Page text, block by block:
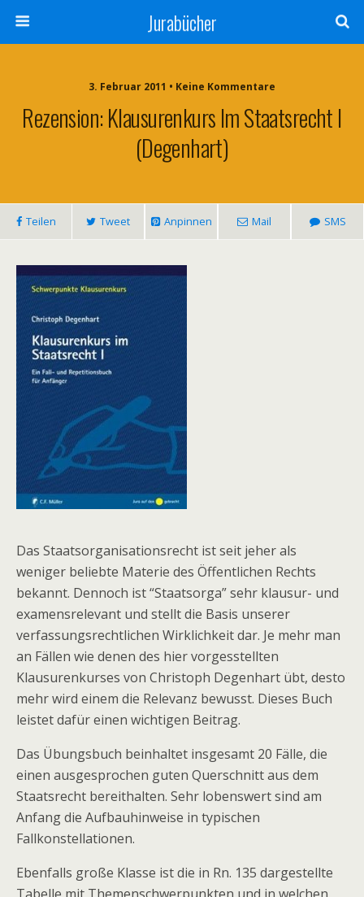
Jurabücher
3. Februar 2011 • Keine Kommentare
Rezension: Klausurenkurs Im Staatsrecht I
(Degenhart)
Teilen Tweet Anpinnen Mail SMS
Das Staatsorganisationsrecht ist seit jeher als
weniger beliebte Materie des Öffentlichen Rechts
bekannt. Dennoch ist “Staatsorga” sehr klausur- und
examensrelevant und stellt die Basis unserer
verfassungsrechtlichen Wirklichkeit dar. Je mehr man
an Fällen wie denen des hier vorgesstellten
Klausurenkurses von Christoph Degenhart übt, desto
mehr wird einem die Relevanz bewusst. Dieses Buch
leistet dafür einen wichtigen Beitrag.
Das Übungsbuch beinhaltet insgesamt 20 Fälle, die
einen ausgesprochen guten Querschnitt aus dem
Staatsrecht bereithalten. Sehr lobenswert sind am
Anfang die Aufbauhinweise in typischen
Fallkonstellationen.
Ebenfalls große Klasse ist die in Rn. 135 dargestellte